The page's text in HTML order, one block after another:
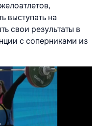
выступать на
свои результаты в
с соперниками из